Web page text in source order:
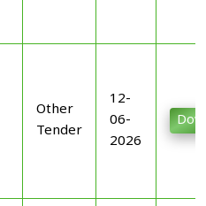
Other
Tender
12-
06-
2026